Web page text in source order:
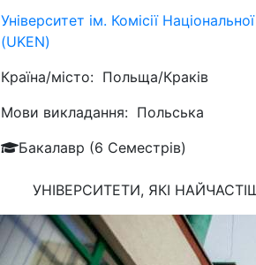
Університет ім. Комісії
(UKEN)
Країна/місто: Польща/Краків
Мови викладання: Польська
Бакалавр (6 Семестрів)
УНІВЕРСИТЕТИ, ЯКІ